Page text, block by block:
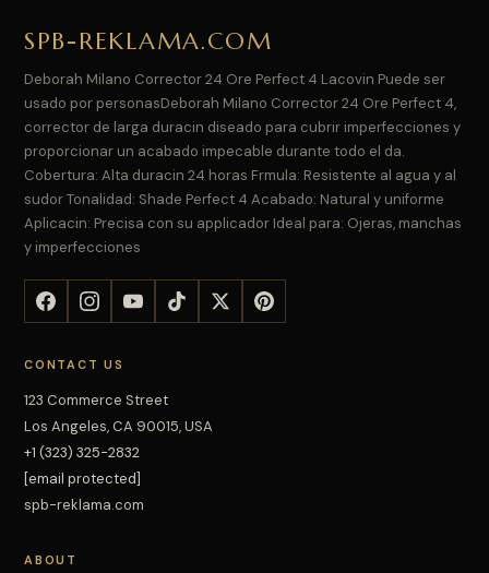
SPB-REKLAMA.COM
Deborah Milano Corrector 24 Ore Perfect 4 Lacovin Puede ser
usado por personasDeborah Milano Corrector 24 Ore Perfect 4,
corrector de larga duracin diseado para cubrir imperfecciones y
proporcionar un acabado impecable durante todo el da.
Cobertura: Alta duracin 24 horas Frmula: Resistente al agua y al
sudor Tonalidad: Shade Perfect 4 Acabado: Natural y uniforme
Aplicacin: Precisa con su applicador Ideal para: Ojeras, manchas
y imperfecciones
CONTACT US
123 Commerce Street
Los Angeles, CA 90015, USA
+1 (323) 325-2832
[email protected]
spb-reklama.com
ABOUT